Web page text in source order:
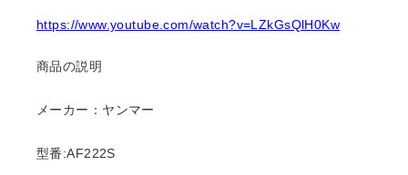
https://www.youtube.com/watch?v=LZkGsQlH0Kw
商品の説明
メーカー：ヤンマー
型番:AF222S